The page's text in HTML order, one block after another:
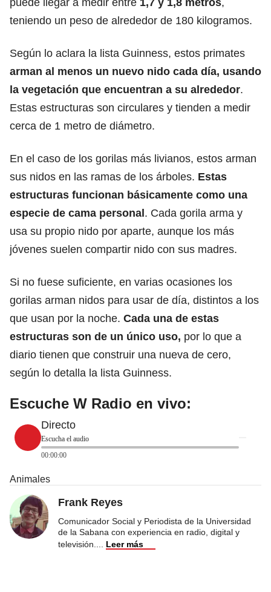
teniendo un peso de alrededor de 180 kilogramos.
Según lo aclara la lista Guinness, estos primates
arman al menos un nuevo nido cada día, usando
la vegetación que encuentran a su alrededor.
Estas estructuras son circulares y tienden a medir
cerca de 1 metro de diámetro.
En el caso de los gorilas más livianos, estos arman
sus nidos en las ramas de los árboles. Estas
estructuras funcionan básicamente como una
especie de cama personal. Cada gorila arma y
usa su propio nido por aparte, aunque los más
jóvenes suelen compartir nido con sus madres.
Si no fuese suficiente, en varias ocasiones los
gorilas arman nidos para usar de día, distintos a los
que usan por la noche. Cada una de estas
estructuras son de un único uso, por lo que a
diario tienen que construir una nueva de cero,
según lo detalla la lista Guinness.
Escuche W Radio en vivo:
Directo
Escucha el audio
00:00:00
Animales
Frank Reyes
Comunicador Social y Periodista de la Universidad
de la Sabana con experiencia en radio, digital y
televisión.
Leer más